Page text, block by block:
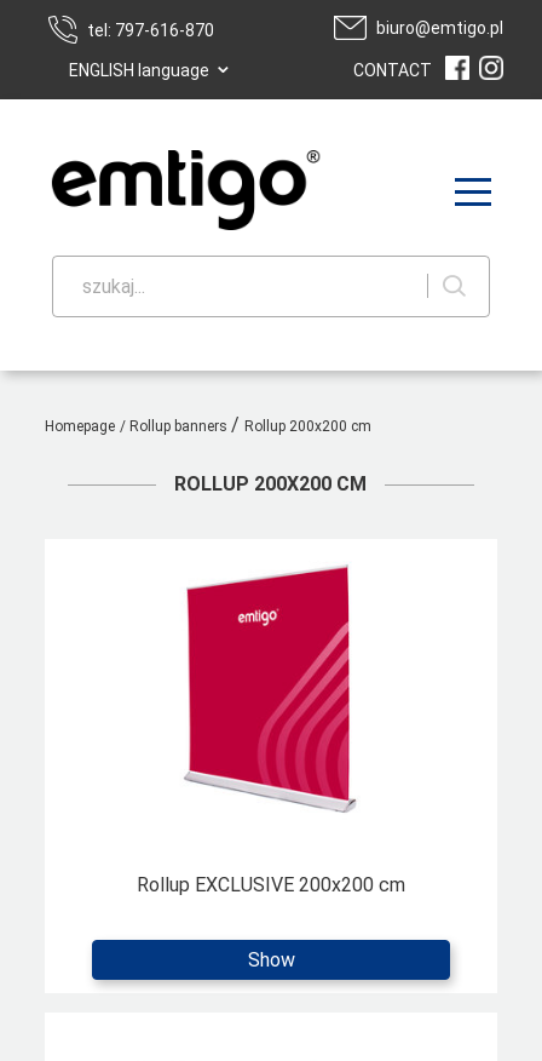
tel: 797-616-870 biuro@emtigo.pl
ENGLISH language ⌄ CONTACT
szukaj...
Homepage / Rollup banners/Rollup 200x200 cm
ROLLUP 200X200 CM
Rollup EXCLUSIVE 200x200 cm
Show